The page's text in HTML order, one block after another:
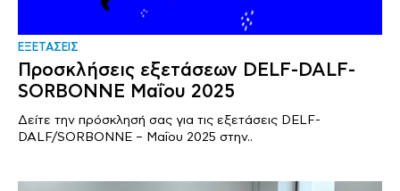
ΕΞΕΤΑΣΕΙΣ
Προσκλήσεις εξετάσεων DELF-DALF-
SORBONNE Μαΐου 2025
Δείτε την πρόσκλησή σας για τις εξετάσεις DELF-
DALF/SORBONNE – Μαΐου 2025 στην..